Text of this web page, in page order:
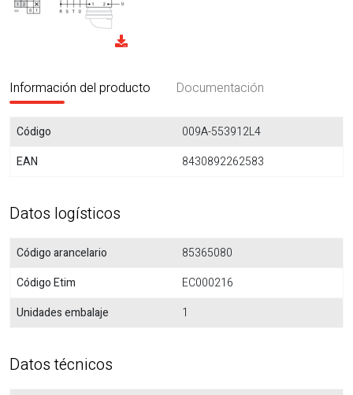
Información del producto Documentación
Código
009A-553912L4
EAN
8430892262583
Datos logísticos
Código arancelario
85365080
Código Etim
EC000216
Unidades embalaje
1
Datos técnicos